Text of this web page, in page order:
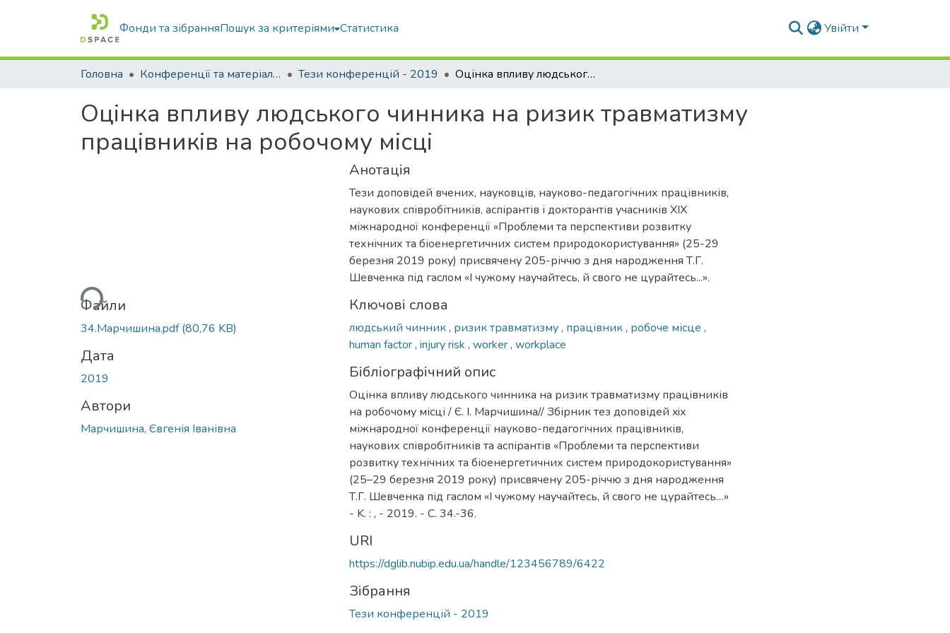
Фонди та зібранняПошук за критеріями Статистика Увійти
Головна Конференції та матеріали конференцій Тези конференцій - 2019 Оцінка впливу людського чинника на ризик травматизму працівників на робочому місці
Оцінка впливу людського чинника на ризик травматизму
працівників на робочому місці
Вантажиться...
Файли
34.Марчишина.pdf(80,76 KB)
Дата
2019
Автори
Марчишина, Євгенія Іванівна
Анотація
Тези доповідей вчених, науковців, науково-педагогічних працівників,
наукових співробітників, аспірантів і докторантів учасників XIX
міжнародної конференції «Проблеми та перспективи розвитку
технічних та біоенергетичних систем природокористування» (25-29
березня 2019 року) присвячену 205-річчю з дня народження Т.Г.
Шевченка під гаслом «І чужому научайтесь, й свого не цурайтесь...».
Ключові слова
людський чинник, ризик травматизму, працівник, робоче місце ,
human factor, injury risk , worker, workplace
Бібліографічний опис
Оцінка впливу людського чинника на ризик травматизму працівників
на робочому місці / Є. І. Марчишина// Збірник тез доповідей xiх
міжнародної конференції науково-педагогічних працівників,
наукових співробітників та аспірантів «Проблеми та перспективи
розвитку технічних та біоенергетичних систем природокористування»
(25–29 березня 2019 року) присвячену 205-річчю з дня народження
Т.Г. Шевченка під гаслом «І чужому научайтесь, й свого не цурайтесь…»
- K. : , - 2019. - С. 34.-36.
URI
https://dglib.nubip.edu.ua/handle/123456789/6422
Зібрання
Тези конференцій - 2019